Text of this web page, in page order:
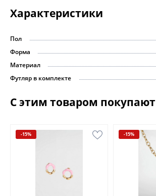
Характеристики
Пол
Форма
Материал
Футляр в комплекте
С этим товаром покупают
-15% -15%